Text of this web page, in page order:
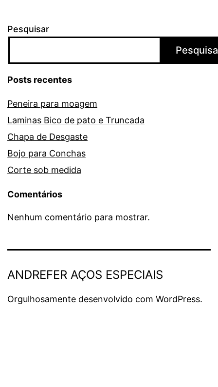
Pesquisar
Posts recentes
Peneira para moagem
Laminas Bico de pato e Truncada
Chapa de Desgaste
Bojo para Conchas
Corte sob medida
Comentários
Nenhum comentário para mostrar.
ANDREFER AÇOS ESPECIAIS
Orgulhosamente desenvolvido com WordPress.